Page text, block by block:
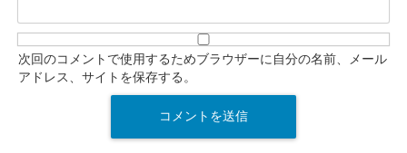
次回のコメントで使用するためブラウザーに自分の名前、メール
アドレス、サイトを保存する。